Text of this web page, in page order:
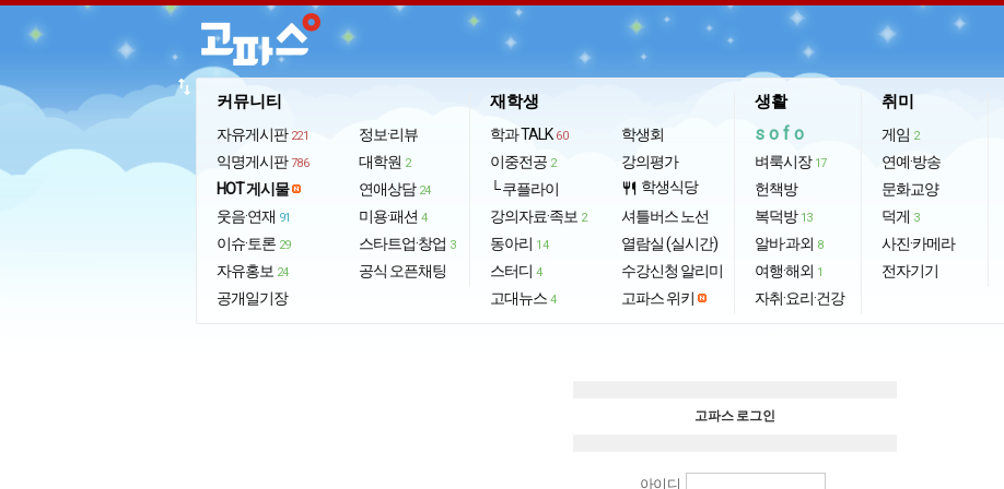
커뮤니티
자유게시판 221
익명게시판 786
HOT 게시물
웃음·연재 91
이슈·토론 29
자유홍보 24
공개일기장
정보·리뷰
대학원 2
연애상담 24
미용·패션 4
스타트업·창업 3
공식 오픈채팅
재학생
학과 TALK 60
이중전공 2
└ 쿠플라이
강의자료·족보 2
동아리 14
스터디 4
고대뉴스 4
학생회
강의평가
restaurant 학생식당
셔틀버스 노선
열람실 (실시간)
수강신청 알리미
고파스 위키
생활
sofo
벼룩시장 17
헌책방
복덕방 13
알바·과외 8
여행·해외 1
자취·요리·건강
취미
게임 2
연예·방송
문화교양
덕게 3
사진·카메라
전자기기
import_export
고파스 로그인
아이디